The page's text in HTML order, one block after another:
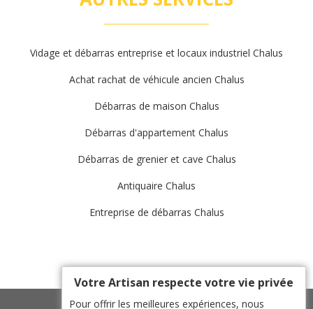
Vidage et débarras entreprise et locaux industriel Chalus
Achat rachat de véhicule ancien Chalus
Débarras de maison Chalus
Débarras d'appartement Chalus
Débarras de grenier et cave Chalus
Antiquaire Chalus
Entreprise de débarras Chalus
Votre Artisan respecte votre vie privée
Pour offrir les meilleures expériences, nous